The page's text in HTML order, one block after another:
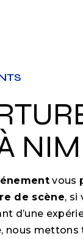
vous
de scène, si
d’une
nous mettons